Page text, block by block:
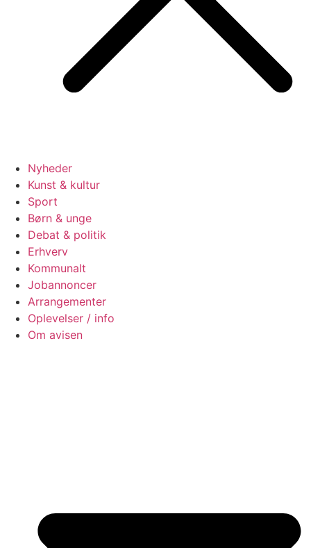
Nyheder
Kunst & kultur
Sport
Børn & unge
Debat & politik
Erhverv
Kommunalt
Jobannoncer
Arrangementer
Oplevelser / info
Om avisen